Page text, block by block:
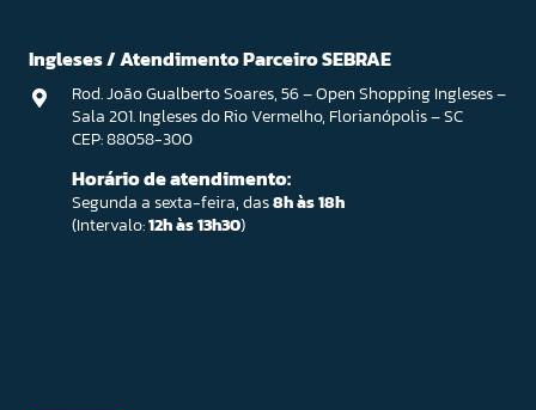
Ingleses / Atendimento Parceiro SEBRAE
Rod. João Gualberto Soares, 56 – Open Shopping Ingleses –
Sala 201. Ingleses do Rio Vermelho, Florianópolis – SC
CEP: 88058-300
Horário de atendimento:
Segunda a sexta-feira, das8h às 18h
(Intervalo:12h às 13h30)